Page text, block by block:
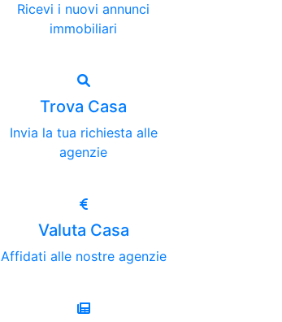
Ricevi i nuovi annunci
immobiliari
Trova Casa
Invia la tua richiesta alle
agenzie
Valuta Casa
Affidati alle nostre agenzie